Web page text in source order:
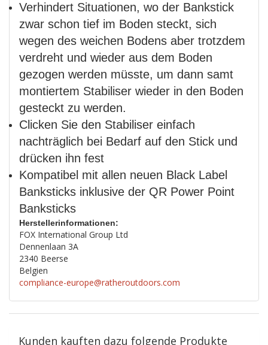
Verhindert Situationen, wo der Bankstick
zwar schon tief im Boden steckt, sich
wegen des weichen Bodens aber trotzdem
verdreht und wieder aus dem Boden
gezogen werden müsste, um dann samt
montiertem Stabiliser wieder in den Boden
gesteckt zu werden.
Clicken Sie den Stabiliser einfach
nachträglich bei Bedarf auf den Stick und
drücken ihn fest
Kompatibel mit allen neuen Black Label
Banksticks inklusive der QR Power Point
Banksticks
Herstellerinformationen:
FOX International Group Ltd
Dennenlaan 3A
2340 Beerse
Belgien
compliance-europe@ratheroutdoors.com
Kunden kauften dazu folgende Produkte